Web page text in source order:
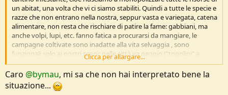
un abitat, una volta che vi ci siamo stabiliti. Quindi a tutte le specie e
razze che non entrano nella nostra, seppur vasta e variegata, catena
alimentare, non resta che rischiare di patire la fame: gabbiani, ma
anche volpi, lupi, etc. fanno fatica a procurarsi da mangiare, le
campagne coltivate sono inadatte alla vita selvaggia , sono
funzionali solo ai nostri scopi; nelle città va peggio ("topolini" a
parte); forse in terreni montani la situazione è più rosea; i mari e gli
oceani sono tutti spazzolati dai pescherecci. Le bestiole si devono
arrangiare: da me i corvi rubano le crocchette del cane (che ne è
geloso), e se freso il terreno col trattorino sono lì attenti a scorare
Clicca per allargare...
Caro @bymau, mi sa che non hai interpretato bene la
situazione...